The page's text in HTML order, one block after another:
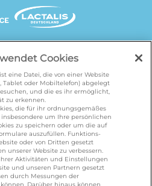
/president.de
/
/minusl.de
Cookies
eine Datei, die von einer Website
oder Mobiltelefon) abgelegt
und die es ihr ermöglicht,
zu erkennen.
die für ihr ordnungsgemäßes
um Ihre persönlichen
zu speichern oder um die auf
auszufüllen. Funktions-
oder von Dritten gesetzt
unserer Website zu verbessern.
Aktivitäten und Einstellungen
und unseren Partnern gesetzt
durch Messungen der
Darüber hinaus können